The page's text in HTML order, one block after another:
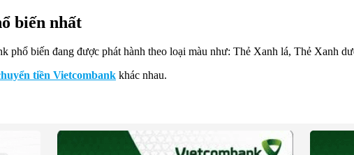
biến nhất
phổ biến đang được phát hành theo loại màu như: Thẻ Xanh lá, Thẻ Xanh
tiền Vietcombank khác nhau.